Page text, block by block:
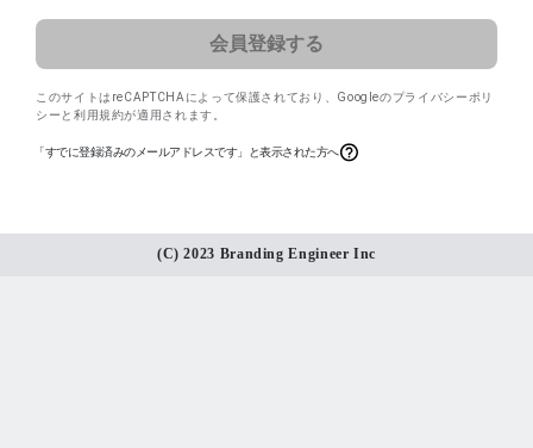
このサイトはreCAPTCHAによって保護されており、 Googleのプライバシーポリ
シー と 利用規約が適用されます。
「すでに登録済みのメールアドレスです」と表示された方へ
(C) 2023 Branding Engineer Inc